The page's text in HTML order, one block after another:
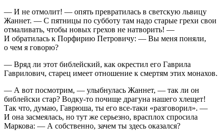
— И не отмолит! — опять превратилась в светскую львицу
Жаннет. — С пятницы по субботу там надо старые грехи свои
отмаливать, чтобы новых грехов не натворить! —
И обратилась к Порфирию Петровичу: — Вы меня поняли,
о чем я говорю?
— Вряд ли этот библейский, как окрестил его Гаврила
Гаврилович, старец имеет отношение к смертям этих монахов.
— А вот посмотрим, — улыбнулась Жаннет, — так ли он
библейски стар? Водку-то почище драгуна нашего хлещет!
Так что, думаю, Гаврюша, ты его все-таки «разговорил». —
И она засмеялась, но тут же серьезно, врасплох спросила
Маркова: — А собственно, зачем ты здесь оказался?